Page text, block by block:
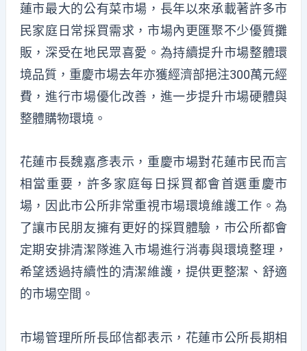
蓮市最大的公有菜市場，長年以來承載著許多市
民家庭日常採買需求，市場內更匯聚不少優質攤
販，深受在地民眾喜愛。為持續提升市場整體環
境品質，重慶市場去年亦獲經濟部挹注300萬元經
費，進行市場優化改善，進一步提升市場硬體與
整體購物環境。
花蓮市長魏嘉彥表示，重慶市場對花蓮市民而言
相當重要，許多家庭每日採買都會首選重慶市
場，因此市公所非常重視市場環境維護工作。為
了讓市民朋友擁有更好的採買體驗，市公所都會
定期安排清潔隊進入市場進行消毒與環境整理，
希望透過持續性的清潔維護，提供更整潔、舒適
的市場空間。
市場管理所所長邱信都表示，花蓮市公所長期相